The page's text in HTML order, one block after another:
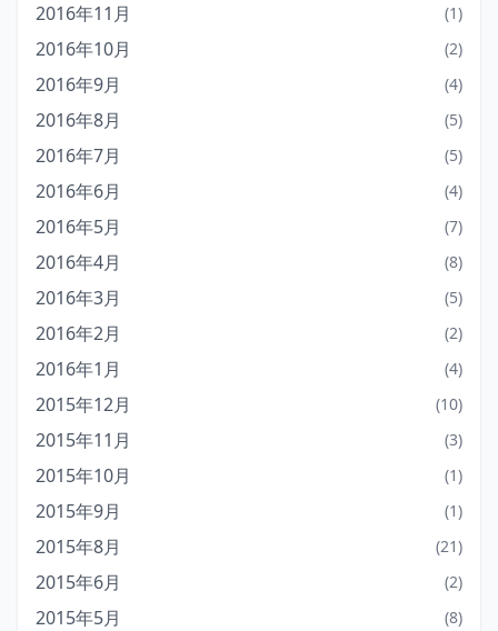
2016年11月 (1)
2016年10月 (2)
2016年9月 (4)
2016年8月 (5)
2016年7月 (5)
2016年6月 (4)
2016年5月 (7)
2016年4月 (8)
2016年3月 (5)
2016年2月 (2)
2016年1月 (4)
2015年12月 (10)
2015年11月 (3)
2015年10月 (1)
2015年9月 (1)
2015年8月 (21)
2015年6月 (2)
2015年5月 (8)